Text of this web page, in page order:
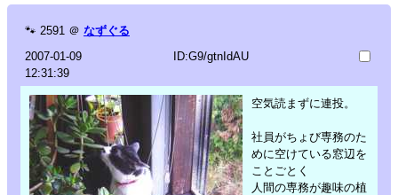
🐾 2591 ＠ なずぐる
2007-01-09
12:31:39
ID:G9/gtnIdAU
空気読まずに連投。
社員がちょび専務のた
めに空けている窓辺を
ことごとく
人間の専務が趣味の植